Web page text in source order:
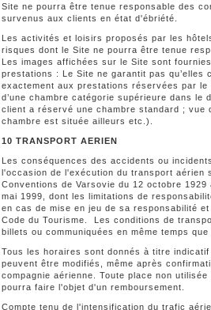
Site ne pourra être tenue responsable des
survenus aux clients en état d'ébriété.
Les activités et loisirs proposés par les
risques dont le Site ne pourra être tenue
Les images affichées sur le Site sont
prestations : Le Site ne garantit pas qu’elles
exactement aux prestations réservées par le
d’une chambre catégorie supérieure dans le
client a réservé une chambre standard ; vue
chambre est située ailleurs etc.).
10 TRANSPORT AERIEN
Les conséquences des accidents ou
l'occasion de l'exécution du transport aérien
Conventions de Varsovie du 12 octobre 1929
mai 1999, dont les limitations de
en cas de mise en jeu de sa responsabilité et
Code du Tourisme. Les conditions de
billets ou communiquées en même temps que
Tous les horaires sont donnés à titre
peuvent être modifiés, même après
compagnie aérienne. Toute place non
pourra faire l'objet d'un remboursement.
Compte tenu de l'intensification du trafic